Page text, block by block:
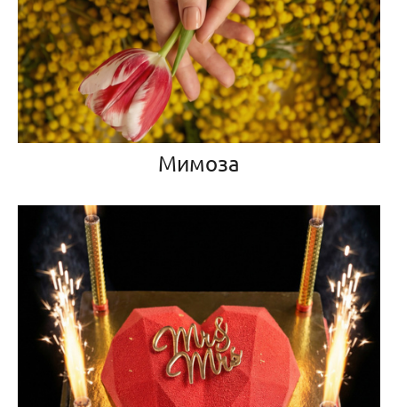
Мимоза